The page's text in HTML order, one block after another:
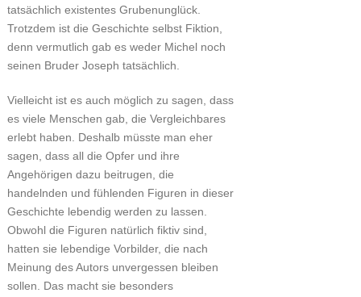
tatsächlich existentes Grubenunglück.
Trotzdem ist die Geschichte selbst Fiktion,
denn vermutlich gab es weder Michel noch
seinen Bruder Joseph tatsächlich.
Vielleicht ist es auch möglich zu sagen, dass
es viele Menschen gab, die Vergleichbares
erlebt haben. Deshalb müsste man eher
sagen, dass all die Opfer und ihre
Angehörigen dazu beitrugen, die
handelnden und fühlenden Figuren in dieser
Geschichte lebendig werden zu lassen.
Obwohl die Figuren natürlich fiktiv sind,
hatten sie lebendige Vorbilder, die nach
Meinung des Autors unvergessen bleiben
sollen. Das macht sie besonders